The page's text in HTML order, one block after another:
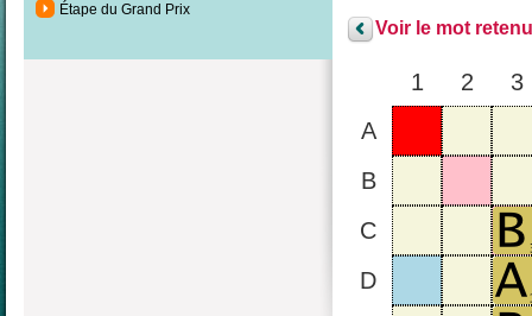
Étape du Grand Prix
Voir le mot
1 2
3
A
B
C
D